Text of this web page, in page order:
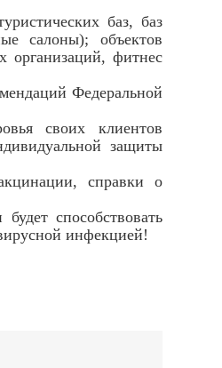
баз, баз
салоны); объектов
организаций, фитнес
Федеральной
своих клиентов
защиты
справки о
способствовать
инфекцией!